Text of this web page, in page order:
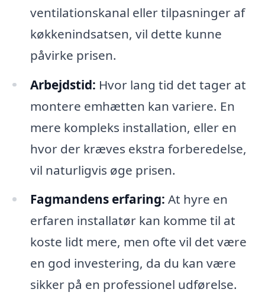
ventilationskanal eller tilpasninger af
køkkenindsatsen, vil dette kunne
påvirke prisen.
Arbejdstid: Hvor lang tid det tager at
montere emhætten kan variere. En
mere kompleks installation, eller en
hvor der kræves ekstra forberedelse,
vil naturligvis øge prisen.
Fagmandens erfaring: At hyre en
erfaren installatør kan komme til at
koste lidt mere, men ofte vil det være
en god investering, da du kan være
sikker på en professionel udførelse.